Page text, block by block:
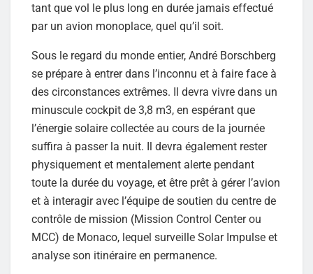
tant que vol le plus long en durée jamais effectué
par un avion monoplace, quel qu’il soit.
Sous le regard du monde entier, André Borschberg
se prépare à entrer dans l’inconnu et à faire face à
des circonstances extrêmes. Il devra vivre dans un
minuscule cockpit de 3,8 m3, en espérant que
l’énergie solaire collectée au cours de la journée
suffira à passer la nuit. Il devra également rester
physiquement et mentalement alerte pendant
toute la durée du voyage, et être prêt à gérer l’avion
et à interagir avec l’équipe de soutien du centre de
contrôle de mission (Mission Control Center ou
MCC) de Monaco, lequel surveille Solar Impulse et
analyse son itinéraire en permanence.